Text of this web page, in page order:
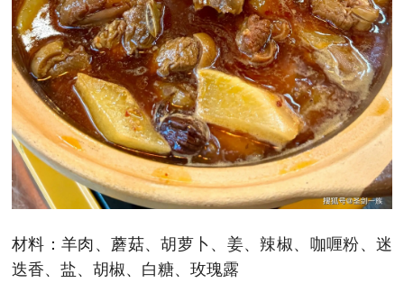
材料：羊肉、蘑菇、胡萝卜、姜、辣椒、咖喱粉、迷
迭香、盐、胡椒、白糖、玫瑰露